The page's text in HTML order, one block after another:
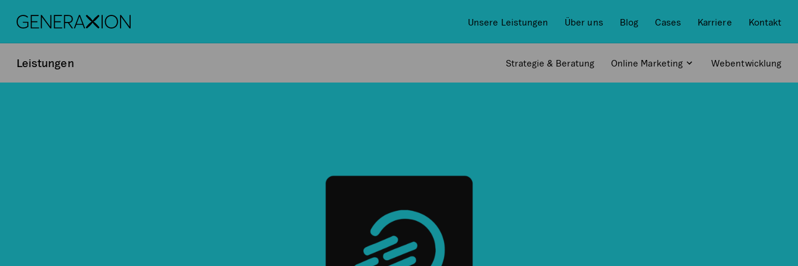
Generaxion
Unsere Leistungen Über uns Blog Cases Karriere Kontakt
Leistungen Strategie & Beratung Online Marketing
Sub-
Webentwicklung